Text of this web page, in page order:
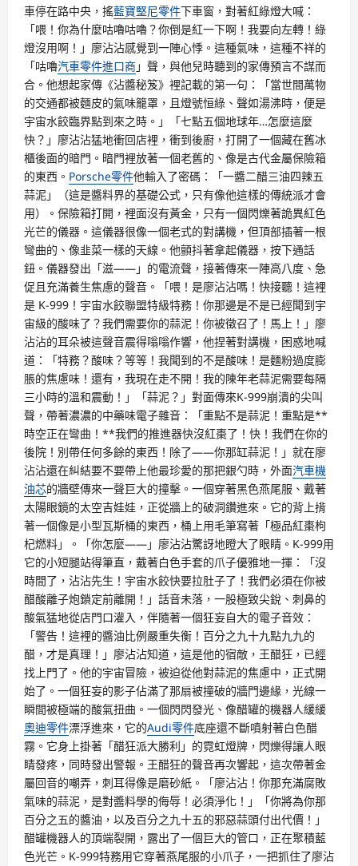
車停在路中央，搖藍寶堅尼零件下車窗，對著紅綠燈大喊：
「喂！你為什麼咕嚕咕嚕？你倒是紅一下啊！我要向左轉！綠
燈沒用啊！」廖沾沾感覺到一陣心悸。這種氣味，這種不祥的
「咕嚕汽車零件進口商」聲，與他兒時聽到的家傳預言不謀而
合。他想起家傳《沾醬秘笈》裡記載的第一句：「當世間萬物
的交通都被麵皮的氣味籠罩，且燈號恒綠、聲如湯沸時，便是
宇宙水餃臨界點到來之時。」「七點五個地球年…怎麼這麼
快？」廖沾沾猛地衝回店裡，衝到後廚，打開了一個藏在舊冰
櫃後面的暗門。暗門裡放著一個老舊的、像是古代金屬保險箱
的東西。 Porsche零件他輸入了密碼：「一醬二醋三油四辣五
蒜泥」（這是醬料界的基礎公式，只有像他這樣的傳統派才會
用）。保險箱打開，裡面沒有黃金，只有一個閃爍著詭異紅色
光芒的儀器。這儀器很像一個老式的對講機，但頂部插著一根
彎曲的、像韭菜一樣的天線。他顫抖著拿起儀器，按下通話
鈕。儀器發出「滋——」的電流聲，接著傳來一陣高八度、急
促且充滿養生焦慮的聲音。「喂！是廖沾沾嗎！快接聽！這裡
是 K-999！宇宙水餃聯盟特級特務！你那邊是不是已經聞到宇
宙級的酸味了？我們需要你的蒜泥！你被徵召了！馬上！」廖
沾沾的耳朵被這聲音震得嗡嗡作響，他捏著對講機，困惑地喊
道：「特務？酸味？等等！我聞到的不是酸味！是麵粉過度膨
脹的焦慮味！還有，我現在走不開！我的陳年老蒜泥需要每隔
三小時的溫和震動！」「蒜泥？」對面傳來K-999崩潰的尖叫
聲，帶著濃濃的中藥味電子雜音：「重點不是蒜泥！重點是**
時空正在彎曲！**我們的推進器快沒紅棗了！快！我們在你的
後院！別帶任何多餘的東西！除了——你那缸蒜泥！」就在廖
沾沾還在糾結要不要帶上他最珍愛的那把銀勺時，外面汽車機
油芯的牆壁傳來一聲巨大的撞擊。一個穿著黑色燕尾服、戴著
太陽眼鏡的太空吉娃娃，正從牆上的破洞鑽進來。它的背上揹
著一個像是小型瓦斯桶的東西，桶上用毛筆寫著「極品紅棗枸
杞燃料」。「你怎麼——」廖沾沾驚訝地瞪大了眼睛。K-999用
它的小短腿站得筆直，戴著白色手套的爪子優雅地一揮：「沒
時間了，沾沾先生！宇宙水餃快要拉肚子了！我們必須在你被
醋酸離子炮鎖定前離開！」話音未落，一股極致尖銳、刺鼻的
酸氣猛地從店門口灌入，伴隨著一個狂妄自大的電子音效：
「警告！這裡的醬油比例嚴重失衡！百分之九十九點九九的
醋，才是真理！」廖沾沾知道，這是他的宿敵，王醋狂，已經
找上門了。他的宇宙冒險，被迫從他對蒜泥的焦慮中，正式開
始了。一個狂妄的影子佔滿了那扇被撞破的牆門邊緣，光線一
瞬間被極端的酸氣扭曲。一個閃閃發光、像醋罐的機器人緩緩
奧迪零件漂浮進來，它的Audi零件底座還不斷噴射著白色醋
霧。它身上掛著「醋狂派大勝利」的霓虹燈牌，閃爍得讓人眼
睛發疼，同時發出警報。王醋狂的聲音再次響起，這次帶著金
屬回音的嘲弄，刺耳得像是磨砂紙。「廖沾沾！你那充滿腐敗
氣味的蒜泥，是對醬料學的侮辱！必須淨化！」「你將為你那
百分之五的醬油，以及百分之九十五的邪惡蒜頭付出代價！」
醋罐機器人的頂端裂開，露出了一個巨大的管口，正在聚積藍
色光芒。K-999特務用它穿著燕尾服的小爪子，一把抓住了廖沾